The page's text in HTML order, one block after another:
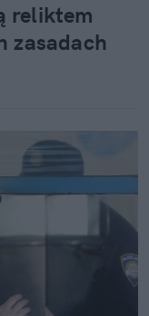
reliktem
zasadach